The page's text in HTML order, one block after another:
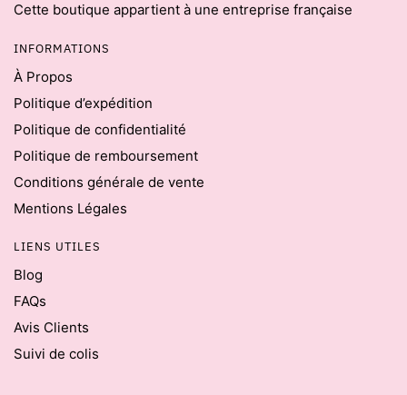
Cette boutique appartient à une entreprise française
INFORMATIONS
À Propos
Politique d’expédition
Politique de confidentialité
Politique de remboursement
Conditions générale de vente
Mentions Légales
LIENS UTILES
Blog
FAQs
Avis Clients
Suivi de colis